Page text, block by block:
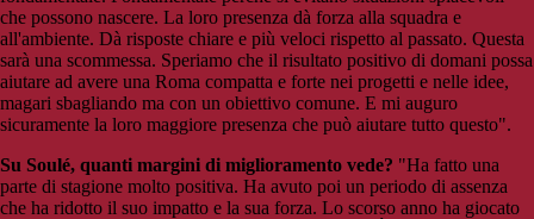
che possono nascere. La loro presenza dà forza alla squadra e
all'ambiente. Dà risposte chiare e più veloci rispetto al passato. Questa
sarà una scommessa. Speriamo che il risultato positivo di domani possa
aiutare ad avere una Roma compatta e forte nei progetti e nelle idee,
magari sbagliando ma con un obiettivo comune. E mi auguro
sicuramente la loro maggiore presenza che può aiutare tutto questo".
Su Soulé, quanti margini di miglioramento vede? "Ha fatto una
parte di stagione molto positiva. Ha avuto poi un periodo di assenza
che ha ridotto il suo impatto e la sua forza. Lo scorso anno ha giocato